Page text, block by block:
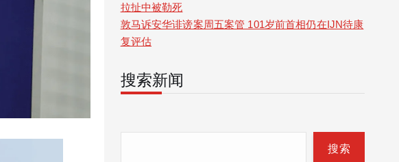
拉扯中被勒死
敦马诉安华诽谤案周五案管 101岁前首相仍在IJN待康
复评估
搜索新闻
搜索